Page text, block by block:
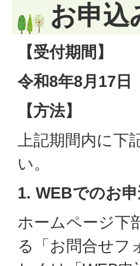
お申込
【受付期間】
令和8年8月17日
【方法】
上記期間内に
い。
1. WEBでのお
ホームページ下
る「お問合せフ